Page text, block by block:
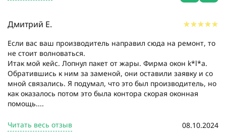
Дмитрий Е.
Если вас ваш производитель направил сюда на ремонт, то
не стоит волноваться.
Итак мой кейс. Лопнул пакет от жары. Фирма окон k*l*a.
Обратившись к ним за заменой, они оставили заявку и со
мной связались. Я подумал, что это был производитель, но
как оказалось потом это была контора скорая оконная
помощь....
Читать весь отзыв 08.10.2024